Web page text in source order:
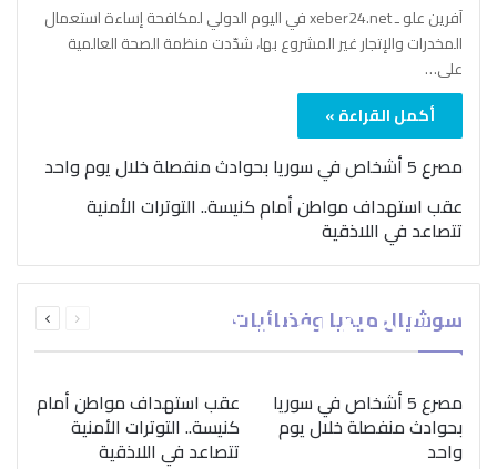
آفرين علو ـ xeber24.net في اليوم الدولي لمكافحة إساءة استعمال
المخدرات والإتجار غير المشروع بها، شدّدت منظمة الصحة العالمية
على…
أكمل القراءة »
مصرع 5 أشخاص في سوريا بحوادث منفصلة خلال يوم واحد
عقب استهداف مواطن أمام كنيسة.. التوترات الأمنية
تتصاعد في اللاذقية
سوشيال ميديا وفضائيات الصفحةالصفحة
بمناسبة اليوم الدولي..
“الصحة العالمية” تؤكد
ضرورة اتباع نهج متكامل
لمواجهة إدمان المخدرات
مصرع 5 أشخاص في سوريا
بحوادث منفصلة خلال يوم
واحد
عقب استهداف مواطن أمام
كنيسة.. التوترات الأمنية
تتصاعد في اللاذقية